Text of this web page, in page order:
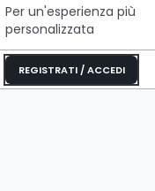
Per un'esperienza più
personalizzata
REGISTRATI / ACCEDI